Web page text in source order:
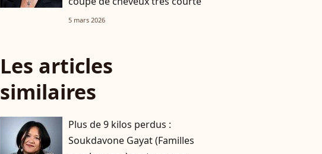
5 mars 2026
Les articles
similaires
Plus de 9 kilos perdus :
Soukdavone Gayat (Familles